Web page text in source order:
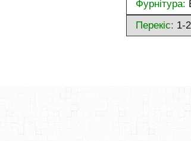
Фурнітура:
Перекіс: 1-